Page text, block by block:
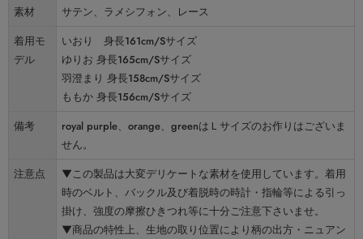
素材
サテン、ラメシフォン、レース
着用モ
デル
いおり 身長161cm/Sサイズ
ゆりお 身長165cm/Sサイズ
羽澄まり 身長158cm/Sサイズ
ももか 身長156cm/Sサイズ
備考
royal purple、orange、greenはＬサイズのお作りはございま
せん。
注意点
▼この製品は大変デリケートな素材を使用しています。着用
時のベルト、バックル及び着脱時の時計・指輪等による引っ
掛け、強度の摩擦ひきつれ等に十分ご注意下さいませ。
▼商品の特性上、生地の取り位置により柄の出方・ニュアン